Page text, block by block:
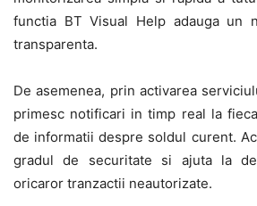
functia BT Visual Help adauga un
transparenta.
De asemenea, prin activarea
primesc notificari in timp real la
de informatii despre soldul curent.
gradul de securitate si ajuta la
oricaror tranzactii neautorizate.